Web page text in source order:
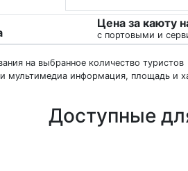
Цена за каюту
с портовыми и
на выбранное количество туристов
мультимедиа информация, площадь и
Доступные